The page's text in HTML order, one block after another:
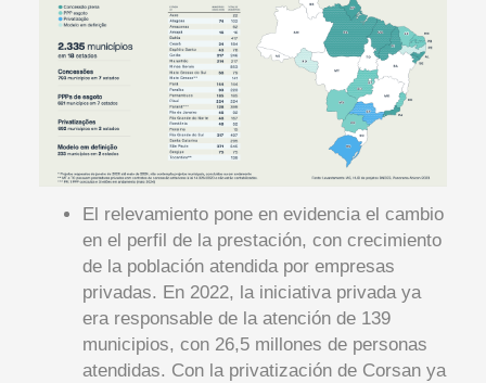
El relevamiento pone en evidencia el cambio
en el perfil de la prestación, con crecimiento
de la población atendida por empresas
privadas. En 2022, la iniciativa privada ya
era responsable de la atención de 139
municipios, con 26,5 millones de personas
atendidas. Con la privatización de Corsan ya